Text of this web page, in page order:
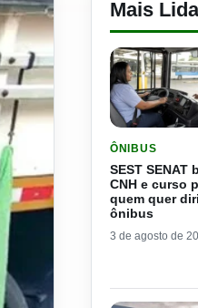
Mais
ÔNIBUS
SEST SENAT
CNH e curso
quem quer
ônibus
3 de agosto de